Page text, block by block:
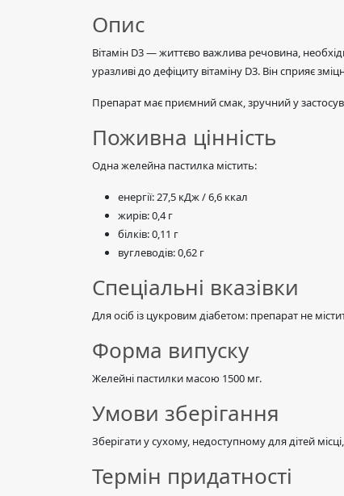
Опис
Вітамін D3 — життєво важлива речовина,
уразливі до дефіциту вітаміну D3. Він сприяє
Препарат має приємний смак, зручний у
Поживна цінність
Одна желейна пастилка містить:
енергії: 27,5 кДж / 6,6 ккал
жирів: 0,4 г
білків: 0,11 г
вуглеводів: 0,62 г
Спеціальні вказівки
Для осіб із цукровим діабетом: препарат не
Форма випуску
Желейні пастилки масою 1500 мг.
Умови зберігання
Зберігати у сухому, недоступному для дітей
Термін придатності